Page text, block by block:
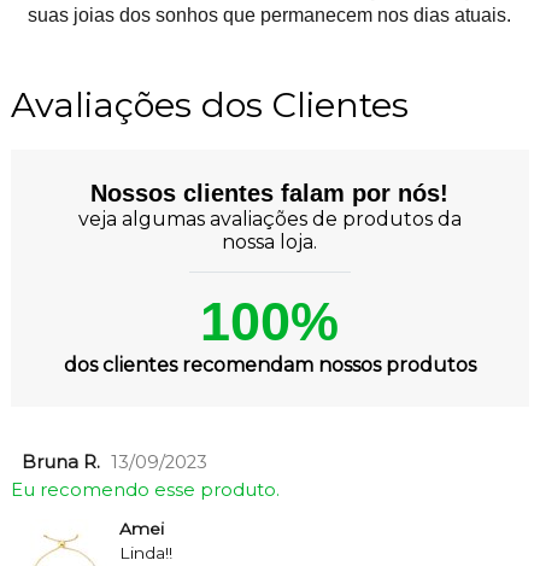
suas joias dos sonhos que permanecem nos dias atuais.
Avaliações dos Clientes
Nossos clientes falam por nós!
veja algumas avaliações de produtos da
nossa loja.
100%
dos clientes recomendam nossos produtos
Bruna R. 13/09/2023
Eu recomendo esse produto.
Amei
Linda!!